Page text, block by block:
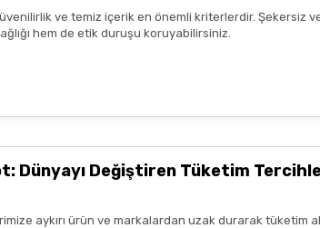
sağlık :)
ve temiz içerik en önemli kriterlerdir. Şekersiz
hem de etik duruşu koruyabilirsiniz.
Dünyayı Değiştiren Tüketim
aykırı ürün ve markalardan uzak durarak tüketim